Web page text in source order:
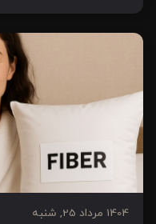
1404 مرداد 25, شنبه